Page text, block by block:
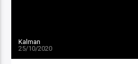
Kalman
25/10/2020